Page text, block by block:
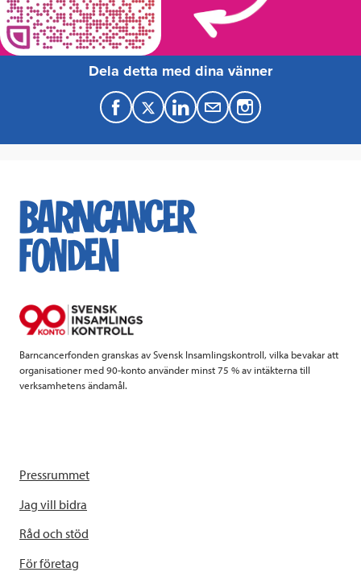
Dela detta med dina vänner
F
a
e
b
k
T
w
t
t
L
i
k
e
M
a
Barncancerfonden granskas av Svensk Insamlingskontroll, vilka bevakar att
organisationer med 90-konto använder minst 75 % av intäkterna till
verksamhetens ändamål.
Pressrummet
Jag vill bidra
Råd och stöd
För företag